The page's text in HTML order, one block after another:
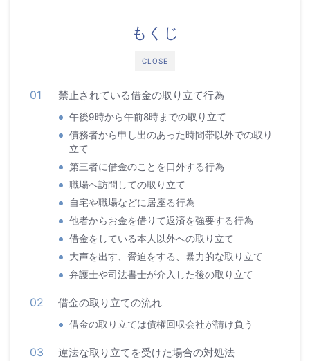
CLOSE
もくじ
禁止されている借金の取り立て行為
午後9時から午前8時までの取り立て
債務者から申し出のあった時間帯以外での取り
立て
第三者に借金のことを口外する行為
職場へ訪問しての取り立て
自宅や職場などに居座る行為
他者からお金を借りて返済を強要する行為
借金をしている本人以外への取り立て
大声を出す、脅迫をする、暴力的な取り立て
弁護士や司法書士が介入した後の取り立て
借金の取り立ての流れ
借金の取り立ては債権回収会社が請け負う
違法な取り立てを受けた場合の対処法